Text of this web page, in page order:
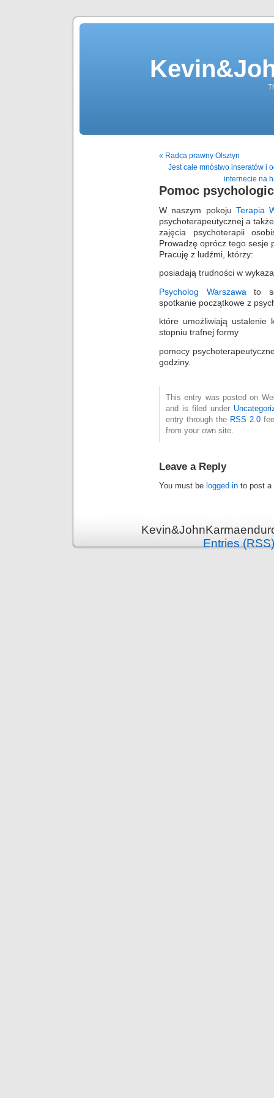
« Radca prawny Olsztyn
Jest całe mnóstwo inseratów i
internecie na
Pomoc
W naszym pokoju Terapia
psychoterapeutycznej a
zajęcia psychoterapii
Prowadzę oprócz tego sesje
Pracuję z ludźmi, którzy:
posiadają trudności w
Psycholog Warszawa to
spotkanie początkowe z
które umożliwiają ustalenie
stopniu trafnej formy
pomocy
godziny.
This entry was posted on
and is filed under
entry through the RSS 2.0
from your own site.
Leave a Reply
You must be logged in to post a
Entries (RSS)